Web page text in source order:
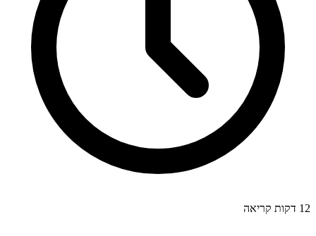
12 דקות קריאה